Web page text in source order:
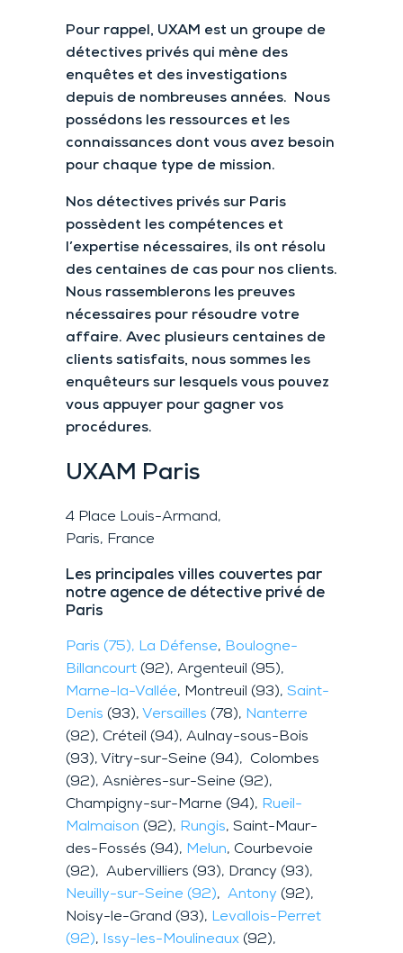
Pour rappel, UXAM est un groupe de
détectives privés qui mène des
enquêtes et des investigations
depuis de nombreuses années. Nous
possédons les ressources et les
connaissances dont vous avez besoin
pour chaque type de mission.
Nos détectives privés sur Paris
possèdent les compétences et
l’expertise nécessaires, ils ont résolu
des centaines de cas pour nos clients.
Nous rassemblerons les preuves
nécessaires pour résoudre votre
affaire. Avec plusieurs centaines de
clients satisfaits, nous sommes les
enquêteurs sur lesquels vous pouvez
vous appuyer pour gagner vos
procédures.
UXAM Paris
4 Place Louis-Armand,
Paris, France
Les principales villes couvertes par
notre agence de détective privé de
Paris
Paris (75), La Défense, Boulogne-
Billancourt(92), Argenteuil (95),
Marne-la-Vallée, Montreuil (93), Saint-
Denis (93), Versailles (78), Nanterre
(92), Créteil (94), Aulnay-sous-Bois
(93), Vitry-sur-Seine (94), Colombes
(92), Asnières-sur-Seine (92),
Champigny-sur-Marne (94), Rueil-
Malmaison (92), Rungis, Saint-Maur-
des-Fossés (94), Melun, Courbevoie
(92), Aubervilliers (93), Drancy (93),
Neuilly-sur-Seine (92), Antony (92),
Noisy-le-Grand (93), Levallois-Perret
(92), Issy-les-Moulineaux(92),